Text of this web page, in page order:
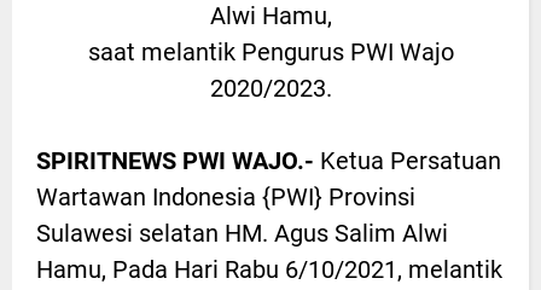
Alwi Hamu,
saat melantik Pengurus PWI Wajo
2020/2023.
SPIRITNEWS PWI WAJO.- Ketua Persatuan
Wartawan Indonesia {PWI} Provinsi
Sulawesi selatan HM. Agus Salim Alwi
Hamu, Pada Hari Rabu 6/10/2021, melantik